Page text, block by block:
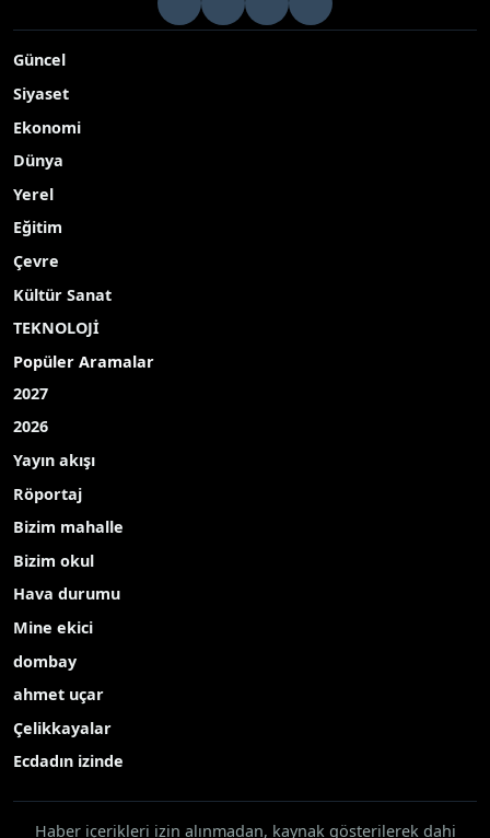
Güncel
Siyaset
Ekonomi
Dünya
Yerel
Eğitim
Çevre
Kültür Sanat
TEKNOLOJİ
Popüler Aramalar
2027
2026
Yayın akışı
Röportaj
Bizim mahalle
Bizim okul
Hava durumu
Mine ekici
dombay
ahmet uçar
Çelikkayalar
Ecdadın izinde
Haber içerikleri izin alınmadan, kaynak gösterilerek dahi